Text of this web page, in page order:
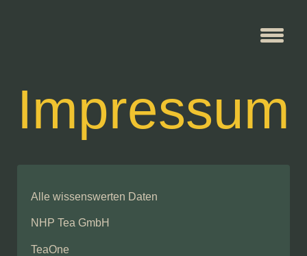
Impressum
Alle wissenswerten Daten
NHP Tea GmbH
TeaOne